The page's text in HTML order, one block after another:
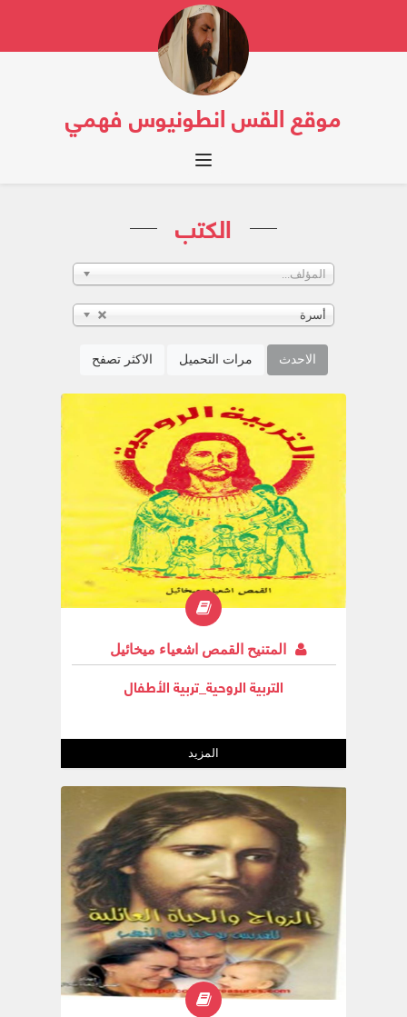
موقع القس انطونيوس فهمي
Toggle navigation
الكتب
المؤلف...
أسرة
الاحدث مرات التحميل الاكثر تصفح
المتنيح القمص اشعياء ميخائيل
التربية الروحية_تربية الأطفال
المزيد